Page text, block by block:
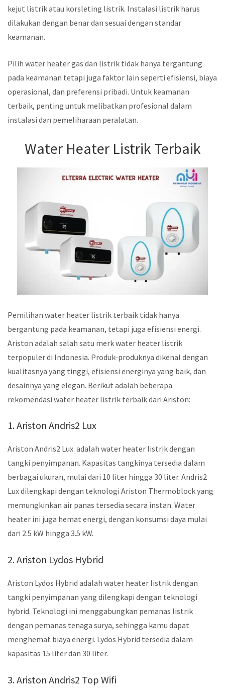
kejut listrik atau korsleting listrik. Instalasi listrik harus
dilakukan dengan benar dan sesuai dengan standar
keamanan.
Pilih water heater gas dan listrik tidak hanya tergantung
pada keamanan tetapi juga faktor lain seperti efisiensi, biaya
operasional, dan preferensi pribadi. Untuk keamanan
terbaik, penting untuk melibatkan profesional dalam
instalasi dan pemeliharaan peralatan.
Water Heater Listrik Terbaik
Pemilihan water heater listrik terbaik tidak hanya
bergantung pada keamanan, tetapi juga efisiensi energi.
Ariston adalah salah satu merk water heater listrik
terpopuler di Indonesia. Produk-produknya dikenal dengan
kualitasnya yang tinggi, efisiensi energinya yang baik, dan
desainnya yang elegan. Berikut adalah beberapa
rekomendasi water heater listrik terbaik dari Ariston:
1. Ariston Andris2 Lux
Ariston Andris2 Lux adalah water heater listrik dengan
tangki penyimpanan. Kapasitas tangkinya tersedia dalam
berbagai ukuran, mulai dari 10 liter hingga 30 liter. Andris2
Lux dilengkapi dengan teknologi Ariston Thermoblock yang
memungkinkan air panas tersedia secara instan. Water
heater ini juga hemat energi, dengan konsumsi daya mulai
dari 2.5 kW hingga 3.5 kW.
2. Ariston Lydos Hybrid
Ariston Lydos Hybrid adalah water heater listrik dengan
tangki penyimpanan yang dilengkapi dengan teknologi
hybrid. Teknologi ini menggabungkan pemanas listrik
dengan pemanas tenaga surya, sehingga kamu dapat
menghemat biaya energi. Lydos Hybrid tersedia dalam
kapasitas 15 liter dan 30 liter.
3. Ariston Andris2 Top Wifi